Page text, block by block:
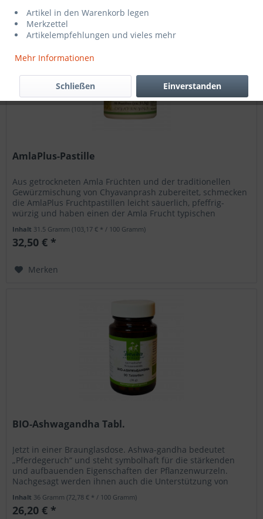
AmlaPlus-Pastille
Aus getrockneten Amla Früchten und der traditionellen
Gewürzmischung von Chyavanprash zubereitet, schmecken
die AmlaPlus Fruchtpastillen leicht säuerlich, pfeffrig-
würzig und haben einen der Amla Frucht typischen
Inhalt 31.5 Gramm(103,17 € * / 100 Gramm)
32,50 € *
Merken
BIO-Ashwagandha Tabl.
Jetzt in einer Braunglasdose. Ashwa-gandha bedeutet
„Pferdegeruch“ und steht symbolhaft für die stärkenden
und aufbauenden Eigenschaften der Pflanzenwurzeln.
Nachgesagt werden ihnen auch die Unterstützung von
Inhalt 36 Gramm(72,78 € * / 100 Gramm)
26,20 € *
Artikel in den Warenkorb legen
Merkzettel
Artikelempfehlungen und vieles mehr
Mehr Informationen
Einverstanden
Schließen